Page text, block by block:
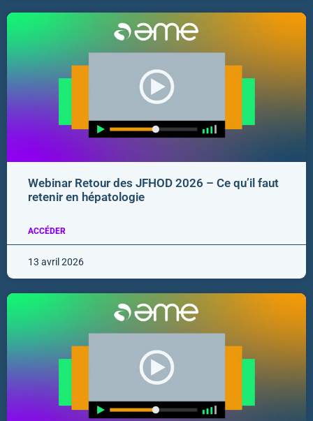
Webinar Retour des JFHOD 2026 – Ce qu’il faut
retenir en hépatologie
ACCÉDER
13 avril 2026